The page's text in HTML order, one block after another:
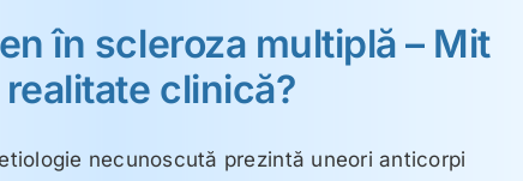
în scleroza multiplă – Mit
clinică?
necunoscută prezintă uneori anticorpi